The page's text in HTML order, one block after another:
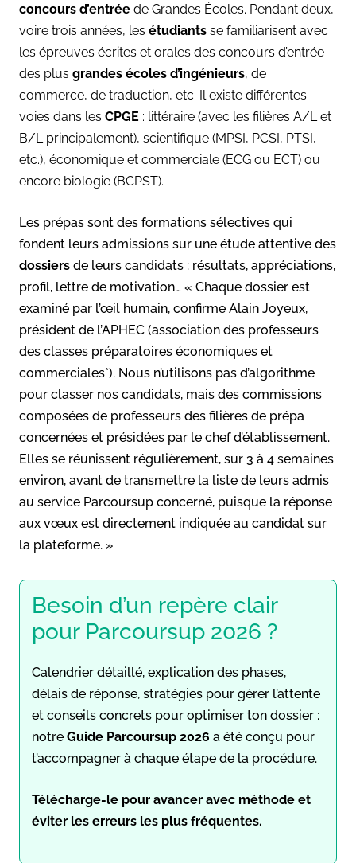
concours d’entrée de Grandes Écoles. Pendant deux,
voire trois années, les étudiants se familiarisent avec
les épreuves écrites et orales des concours d’entrée
des plus grandes écoles d’ingénieurs, de
commerce, de traduction, etc. Il existe différentes
voies dans les CPGE : littéraire (avec les filières A/L et
B/L principalement), scientifique (MPSI, PCSI, PTSI,
etc.), économique et commerciale (ECG ou ECT) ou
encore biologie (BCPST).
Les prépas sont des formations sélectives qui
fondent leurs admissions sur une étude attentive des
dossiers de leurs candidats : résultats, appréciations,
profil, lettre de motivation… « Chaque dossier est
examiné par l’œil humain, confirme Alain Joyeux,
président de l’APHEC (association des professeurs
des classes préparatoires économiques et
commerciales*). Nous n’utilisons pas d’algorithme
pour classer nos candidats, mais des commissions
composées de professeurs des filières de prépa
concernées et présidées par le chef d’établissement.
Elles se réunissent régulièrement, sur 3 à 4 semaines
environ, avant de transmettre la liste de leurs admis
au service Parcoursup concerné, puisque la réponse
aux vœux est directement indiquée au candidat sur
la plateforme. »
Besoin d’un repère clair
pour Parcoursup 2026 ?
Calendrier détaillé, explication des phases,
délais de réponse, stratégies pour gérer l’attente
et conseils concrets pour optimiser ton dossier :
notre Guide Parcoursup 2026 a été conçu pour
t’accompagner à chaque étape de la procédure.
Télécharge-le pour avancer avec méthode et
éviter les erreurs les plus fréquentes.